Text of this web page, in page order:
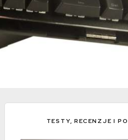
TESTY, RECENZJE I